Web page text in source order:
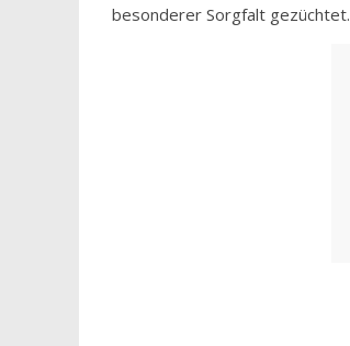
besonderer Sorgfalt gezüchtet.